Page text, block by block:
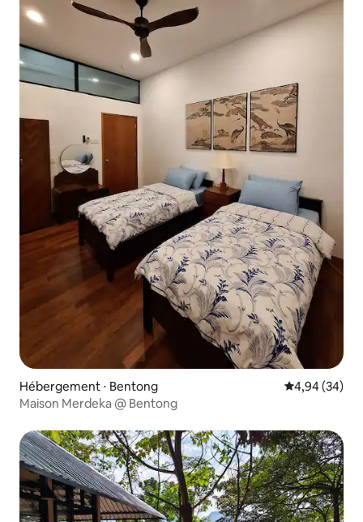
Hébergement ⋅ Bentong Évaluation
4,94 (34)
Maison Merdeka @ Bentong